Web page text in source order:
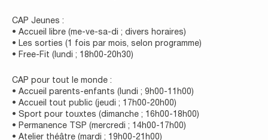
CAP Jeunes :
• Accueil libre (me-ve-sa-di ; divers horaires)
• Les sorties (1 fois par mois, selon programme)
• Free-Fit (lundi ; 18h00-20h30)
CAP pour tout le monde :
• Accueil parents-enfants (lundi ; 9h00-11h00)
• Accueil tout public (jeudi ; 17h00-20h00)
• Sport pour touxtes (dimanche ; 16h00-18h00)
• Permanence TSP (mercredi ; 14h00-17h00)
• Atelier théâtre (mardi ; 19h00-21h00)